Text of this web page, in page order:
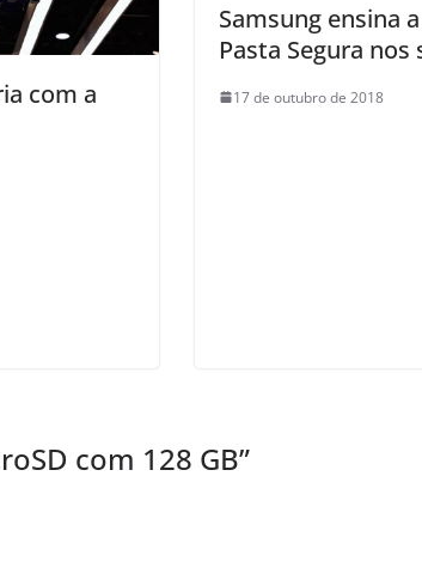
com a
Samsung ensina
Pasta Segura
17 de outubro de 2018
com 128 GB”